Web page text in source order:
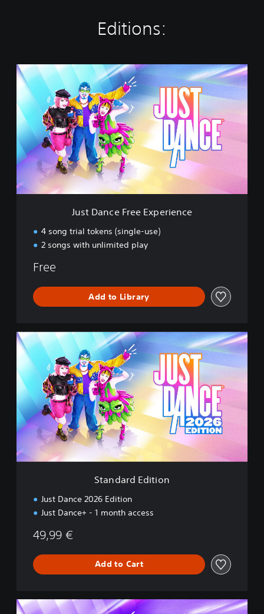
Editions:
J
u
t
D
a
n
e
F
r
e
Just Dance Free Experience
4 song trial tokens (single-use)
2 songs with unlimited play
Free
Add to Library
S
n
a
r
E
i
t
Standard Edition
Just Dance 2026 Edition
Just Dance+ - 1 month access
49,99 €
Add to Cart
D